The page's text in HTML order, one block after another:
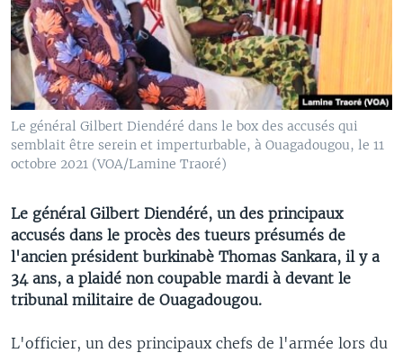
Le général Gilbert Diendéré dans le box des accusés qui
semblait être serein et imperturbable, à Ouagadougou, le 11
octobre 2021 (VOA/Lamine Traoré)
Le général Gilbert Diendéré, un des principaux
accusés dans le procès des tueurs présumés de
l'ancien président burkinabè Thomas Sankara, il y a
34 ans, a plaidé non coupable mardi à devant le
tribunal militaire de Ouagadougou.
L'officier, un des principaux chefs de l'armée lors du